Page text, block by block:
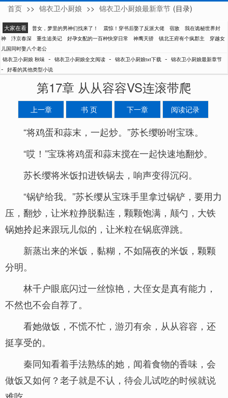
秋味
首页 >> 锦衣卫小厨娘 >> 锦衣卫小厨娘最新章节 (目录)
大家在看 普女，梦里的男神们找来了！ 震惊！穿书后娶了反派大佬 宿敌
我在诡秘世界封
神
汴京春深 重生追美记 好孕女配的一百种快穿日常 神鹰天骄 镇北王府有个疯郡主
穿越女
儿国同时娶八个老公
锦衣卫小厨娘 秋味 - 锦衣卫小厨娘全文阅读 - 锦衣卫小厨娘txt下载 - 锦衣卫小厨娘最新章节
- 好看的其他类型小说
第17章 从从容容VS连滚带爬
上一章 书 页 下一章 阅读记录
“将鸡蛋和蒜末，一起炒。”苏长缨吩咐宝珠。
“哎！”宝珠将鸡蛋和蒜末搅在一起快速地翻炒。
苏长缨将米饭扣进铁锅去，响声变得沉闷。
“锅铲给我。”苏长缨从宝珠手里拿过锅铲，要用力
压，翻炒，让米粒挣脱黏连，颗颗饱满，颠勺，大铁
锅她拎起来跟玩儿似的，让米粒在锅底弹跳。
新蒸出来的米饭，黏糊，不如隔夜的米饭，颗颗
分明。
林千户眼底闪过一丝惊艳，大侄女是真有能力，
不然也不会自荐了。
看她做饭，不慌不忙，游刃有余，从从容容，还
挺享受的。
秦同知看着手法熟练的她，闻着食物的香味，会
做饭又如何？老子就是不认，待会儿试吃的时候就说